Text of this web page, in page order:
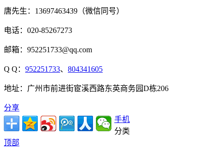
唐先生：13697463439（微信同号）
电话：020-85267273
邮箱：952251733@qq.com
Q Q： 952251733、 804341605
地址：广州市前进街宦溪西路东英商务园D栋206
分享
手机
分类
顶部